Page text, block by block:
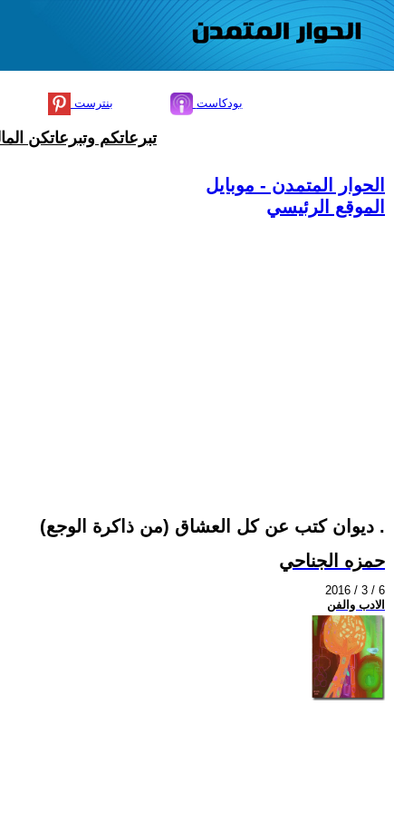
بنترست بودكاست
تبرعاتكم وتبرعاتكن
الحوار المتمدن - موبايل
الموقع الرئيسي
(من ذاكرة الوجع) ديوان كتب عن كل العشاق .
حمزه الجناحي
2016 / 3 / 6
الادب والفن